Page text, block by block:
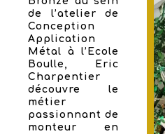
de l’atelier de
Conception
Application
Métal à l’Ecole
Boulle, Eric
Charpentier
découvre le
métier
passionnant de
monteur en